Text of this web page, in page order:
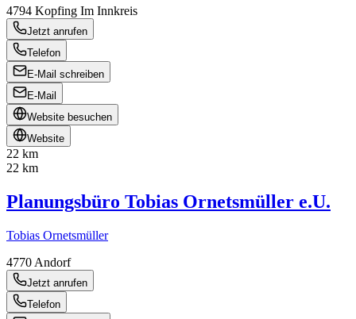
4794 Kopfing Im Innkreis
Jetzt anrufen
Telefon
E-Mail schreiben
E-Mail
Website besuchen
Website
22 km
22 km
Planungsbüro Tobias Ornetsmüller e.U.
Tobias Ornetsmüller
4770 Andorf
Jetzt anrufen
Telefon